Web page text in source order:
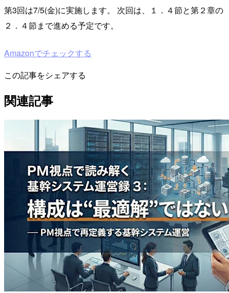
第3回は7/5(金)に実施します。 次回は、１．４節と第２章の
２．４節まで進める予定です。
Amazonでチェックする
この記事をシェアする
関連記事